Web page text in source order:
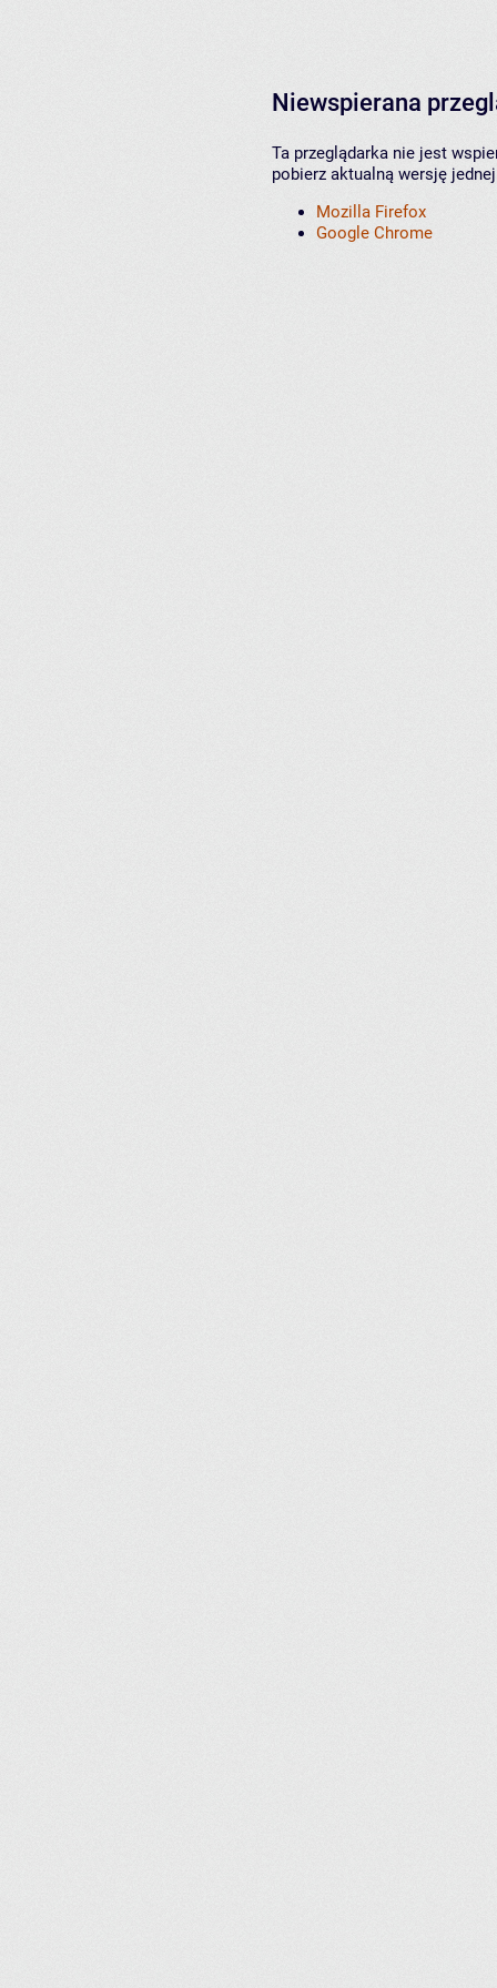
Niewspierana
Ta przeglądarka nie jest
pobierz aktualną wersję
Mozilla Firefox
Google Chrome